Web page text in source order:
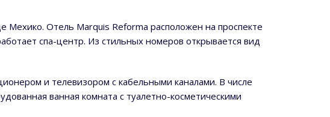
Отель Marquis Reforma расположен на проспекте
спа-центр. Из стильных номеров открывается вид
и телевизором с кабельными каналами. В числе
ванная комната с туалетно-косметическими